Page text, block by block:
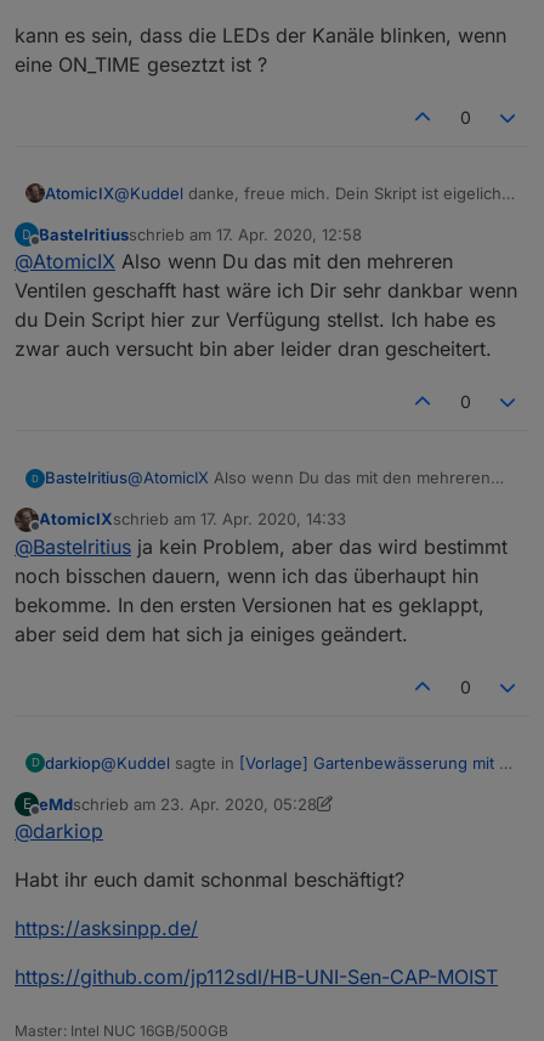
kann es sein, dass die LEDs der Kanäle blinken, wenn
eine ON_TIME geseztzt ist ?
0
AtomicIX@Kuddel danke, freue mich. Dein Skript ist eigelich
fehlen. Das fummel ich mir zurecht. Am Adapter ist
man zu sehr eingeschränkt für Änderungen.
Offline
Bastelritiusschrieb am 17. Apr. 2020, 12:58
zuletzt editiert von
@AtomicIX Also wenn Du das mit den mehreren
Ventilen geschafft hast wäre ich Dir sehr dankbar wenn
du Dein Script hier zur Verfügung stellst. Ich habe es
zwar auch versucht bin aber leider dran gescheitert.
0
Bastelritius@AtomicIX Also wenn Du das mit den mehreren
wenn du Dein Script hier zur Verfügung stellst. Ich
habe es zwar auch versucht bin aber leider dran
gescheitert.
Offline
AtomicIXschrieb am 17. Apr. 2020, 14:33
zuletzt editiert von
@Bastelritius ja kein Problem, aber das wird bestimmt
noch bisschen dauern, wenn ich das überhaupt hin
bekomme. In den ersten Versionen hat es geklappt,
aber seid dem hat sich ja einiges geändert.
0
D darkiop@Kuddel sagte in [Vorlage] Gartenbewässerung mit 4
Perfekt. Ich werde mir heute nochmal die Automatik
Was mir gestern noch in den Kopf kam - evtl. wäre
auch abgeschaltet haben noch Sinnvoll. Es könnte ja
dann wäre ein zweiter Hilfreich :D
Hast du bereits einen Bodenfeuchte-Sensor im
modifizierten von Gardena.
E
Offline
eMdschrieb am 23. Apr. 2020, 05:28
zuletzt editiert von eMd
@darkiop
Habt ihr euch damit schonmal beschäftigt?
https://asksinpp.de/
https://github.com/jp112sdl/HB-UNI-Sen-CAP-MOIST
Master: Intel NUC 16GB/500GB